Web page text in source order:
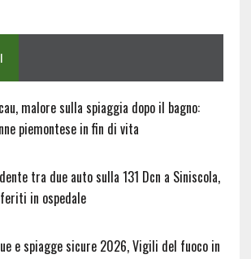
malore sulla spiaggia dopo il bagno:
piemontese in fin di vita
tra due auto sulla 131 Dcn a Siniscola,
in ospedale
e spiagge sicure 2026, Vigili del fuoco in